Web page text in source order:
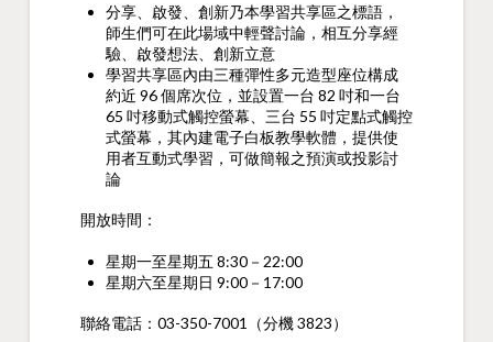
分享、啟發、創新乃本學習共享區之標語，
師生們可在此場域中輕聲討論，相互分享經
驗、啟發想法、創新立意
​學習共享區內由三種彈性多元造型座位構成
約近 96 個席次位，並設置一台 82 吋和一台
65 吋移動式觸控螢幕、三台 55 吋定點式觸控
式螢幕，其內建電子白板教學軟體，提供使
用者互動式學習，可做簡報之預演或投影討
論
開放時間：
星期一至星期五 8:30－22:00
星期六至星期日 9:00－17:00
聯絡電話：03-350-7001（分機 3823）